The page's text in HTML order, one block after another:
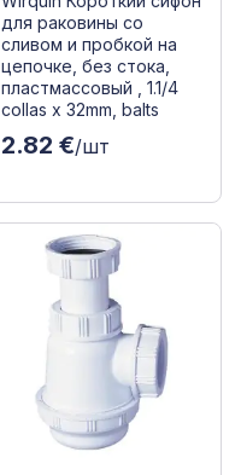
для раковины со
сливом и пробкой на
цепочке, без стока,
пластмассовый , 1.1/4
collas x 32mm, balts
2.82 €/шт